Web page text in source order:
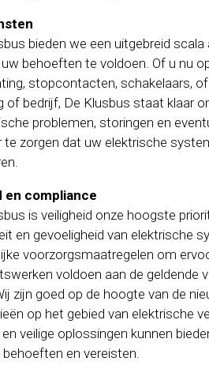
bieden we een uitgebreid
behoeften te voldoen. Of u nu
stopcontacten, schakelaars,
of bedrijf, De Klusbus staat klaar
problemen, storingen en
te zorgen dat uw elektrische
en compliance
is veiligheid onze hoogste
en gevoeligheid van elektrische
voorzorgsmaatregelen om
voldoen aan de geldende
zijn goed op de hoogte van de
op het gebied van elektrische
veilige oplossingen kunnen
en vereisten.